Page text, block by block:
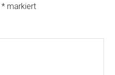
* markiert